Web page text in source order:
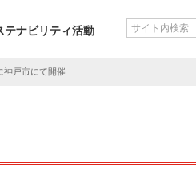
テナビリティ活動
神戸市にて開催